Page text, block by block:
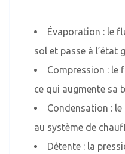
Évaporation : le
sol et passe à l’état
Compression : le
ce qui augmente sa
Condensation :
au système de
Détente : la